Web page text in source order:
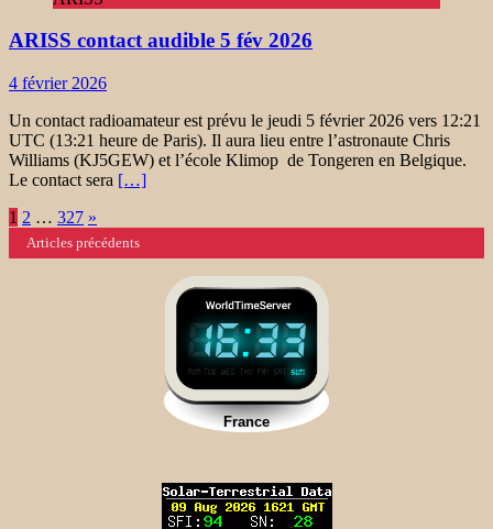
ARISS contact audible 5 fév 2026
4 février 2026
Un contact radioamateur est prévu le jeudi 5 février 2026 vers 12:21
UTC (13:21 heure de Paris). Il aura lieu entre l’astronaute Chris
Williams (KJ5GEW) et l’école Klimop de Tongeren en Belgique.
Le contact sera […]
Navigation
des
1 2 … 327 »
Articles précédents